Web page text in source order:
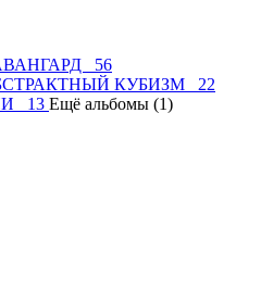
56
КУБИЗМ 22
13 Ещё альбомы (1)